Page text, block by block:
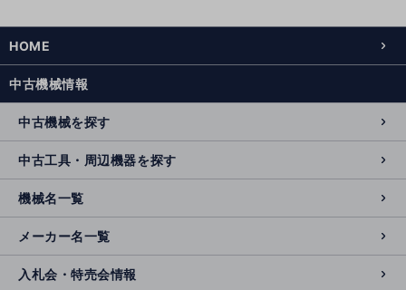
HOME
中古機械情報
中古機械を探す
中古工具・周辺機器を探す
機械名一覧
メーカー名一覧
入札会・特売会情報